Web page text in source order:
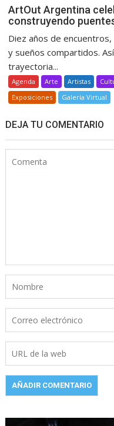
ArtOut Argentina
construyendo
Diez años de
y sueños compartidos.
trayectoria...
Agenda Arte Artistas
Exposiciones
Galería Virtual
DEJA TU COMENTARIO